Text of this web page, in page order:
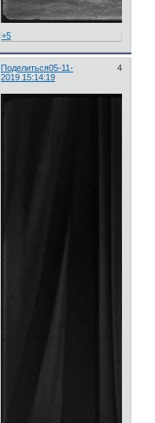
+5
Поделиться 4
05-11-
2019 15:14:19